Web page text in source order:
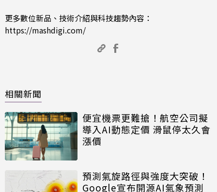
更多數位新品、技術介紹與科技趨勢內容：
https://mashdigi.com/
相關新聞
便宜機票更難搶！航空公司擬
導入AI動態定價 滑鼠停太久會
漲價
預測氣旋路徑與強度大突破！
Google宣布開源AI氣象預測